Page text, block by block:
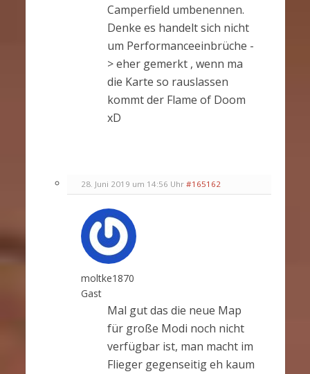
Camperfield umbenennen.
Denke es handelt sich nicht
um Performanceeinbrüche -
> eher gemerkt , wenn ma
die Karte so rauslassen
kommt der Flame of Doom
xD
28. Juni 2019 um 14:56 Uhr #165162
moltke1870
Gast
Mal gut das die neue Map
für große Modi noch nicht
verfügbar ist, man macht im
Flieger gegenseitig eh kaum